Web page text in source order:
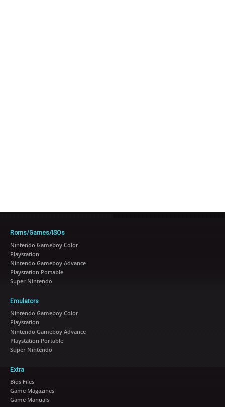
Roms/Games/ISOs
Nintendo Gameboy Color
Playstation
Nintendo Gameboy Advance
Playstation Portable
Super Nintendo
Emulators
Nintendo Gameboy Color
Playstation
Nintendo Gameboy Advance
Playstation Portable
Super Nintendo
Extra
Bios Files
Game Magazines
Game Manuals